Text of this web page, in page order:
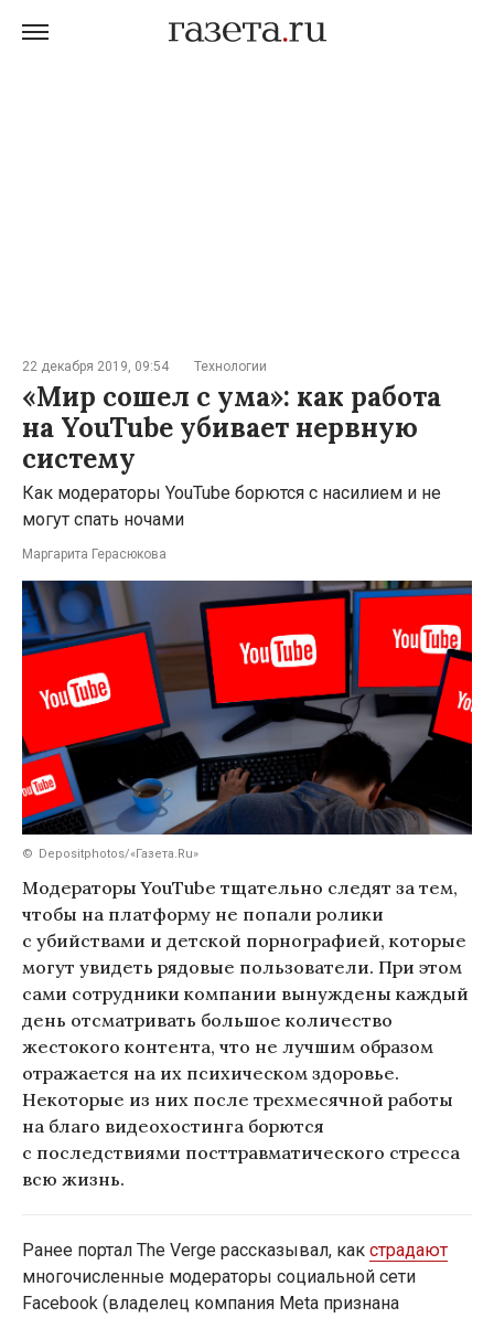
22 декабря 2019, 09:54 Технологии
«Мир сошел с ума»: как работа
на YouTube убивает нервную
систему
Как модераторы YouTube борются с насилием и не
могут спать ночами
Маргарита Герасюкова
Depositphotos/«Газета.Ru»
Модераторы YouTube тщательно следят за тем,
чтобы на платформу не попали ролики
с убийствами и детской порнографией, которые
могут увидеть рядовые пользователи. При этом
сами сотрудники компании вынуждены каждый
день отсматривать большое количество
жестокого контента, что не лучшим образом
отражается на их психическом здоровье.
Некоторые из них после трехмесячной работы
на благо видеохостинга борются
с последствиями посттравматического стресса
всю жизнь.
Ранее портал The Verge рассказывал, как страдают
многочисленные модераторы социальной сети
Facebook (владелец компания Meta признана